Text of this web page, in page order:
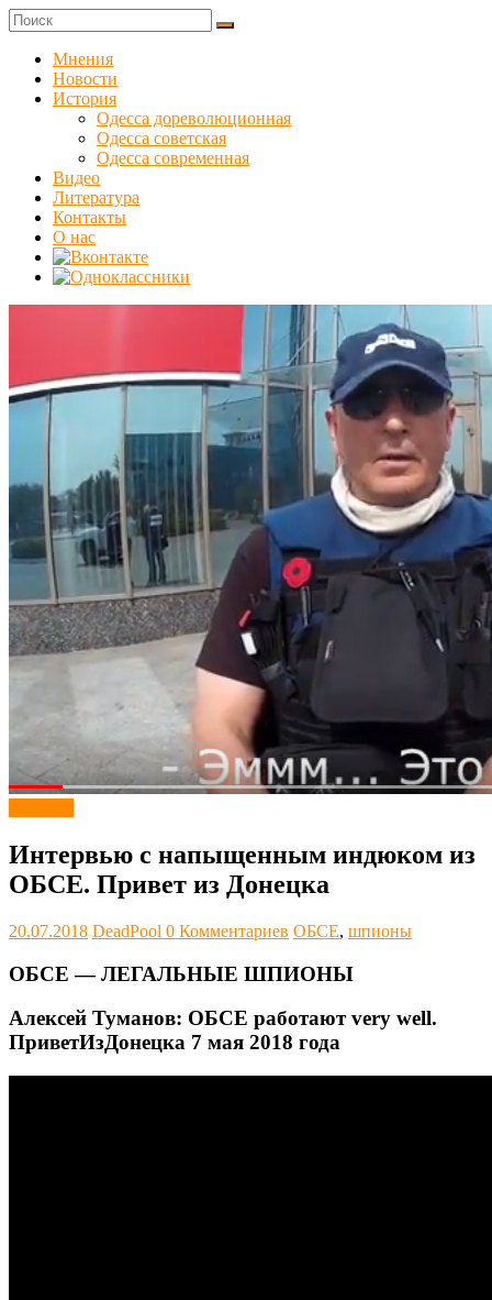
Skip
to
content
Куликовец
Сайт
одесского
сопротивления
Мнения
Новости
История
Одесса дореволюционная
Одесса советская
Одесса современная
Видео
Литература
Контакты
О нас
Интервью с напыщенным индюком из
ОБСЕ. Привет из Донецка
20.07.2018 DeadPool 0 Комментариев ОБСЕ, шпионы
ОБСЕ — ЛЕГАЛЬНЫЕ ШПИОНЫ
Алексей Туманов: ОБСЕ работают very well.
ПриветИзДонецка 7 мая 2018 года